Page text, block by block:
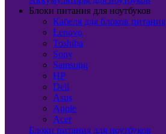
Блоки питания для ноутбуков
Кабеля для блоков питания
Lenovo
Toshiba
Sony
Samsung
HP
Dell
Asus
Apple
Acer
Блоки питания для ноутбуков